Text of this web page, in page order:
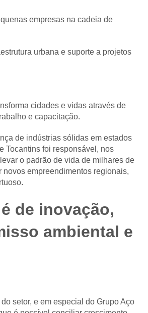
empresas na cadeia de
urbana e suporte a projetos
cidades e vidas através de
e capacitação.
de indústrias sólidas em estados
Tocantins foi responsável, nos
o padrão de vida de milhares de
novos empreendimentos regionais,
de inovação,
ambiental e
setor, e em especial do Grupo Aço